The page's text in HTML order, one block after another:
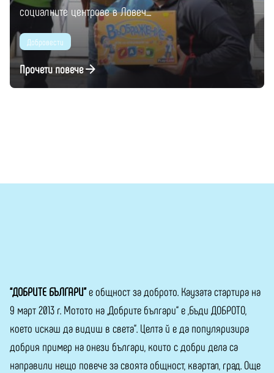
социалните центрове в Ловеч....
Добровести
Прочети повече
“ДОБРИТЕ БЪЛГАРИ”е общност за доброто. Каузата стартира на
9 март 2013 г. Мотото на „Добрите българи“ е „Бъди ДОБРОТО,
което искаш да видиш в света“. Целта й е да популяризира
добрия пример на онези българи, които с добри дела са
направили нещо повече за своята общност, квартал, град. Още